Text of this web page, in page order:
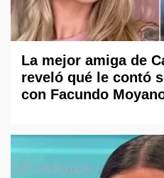
La mejor amiga de
reveló qué le contó
con Facundo